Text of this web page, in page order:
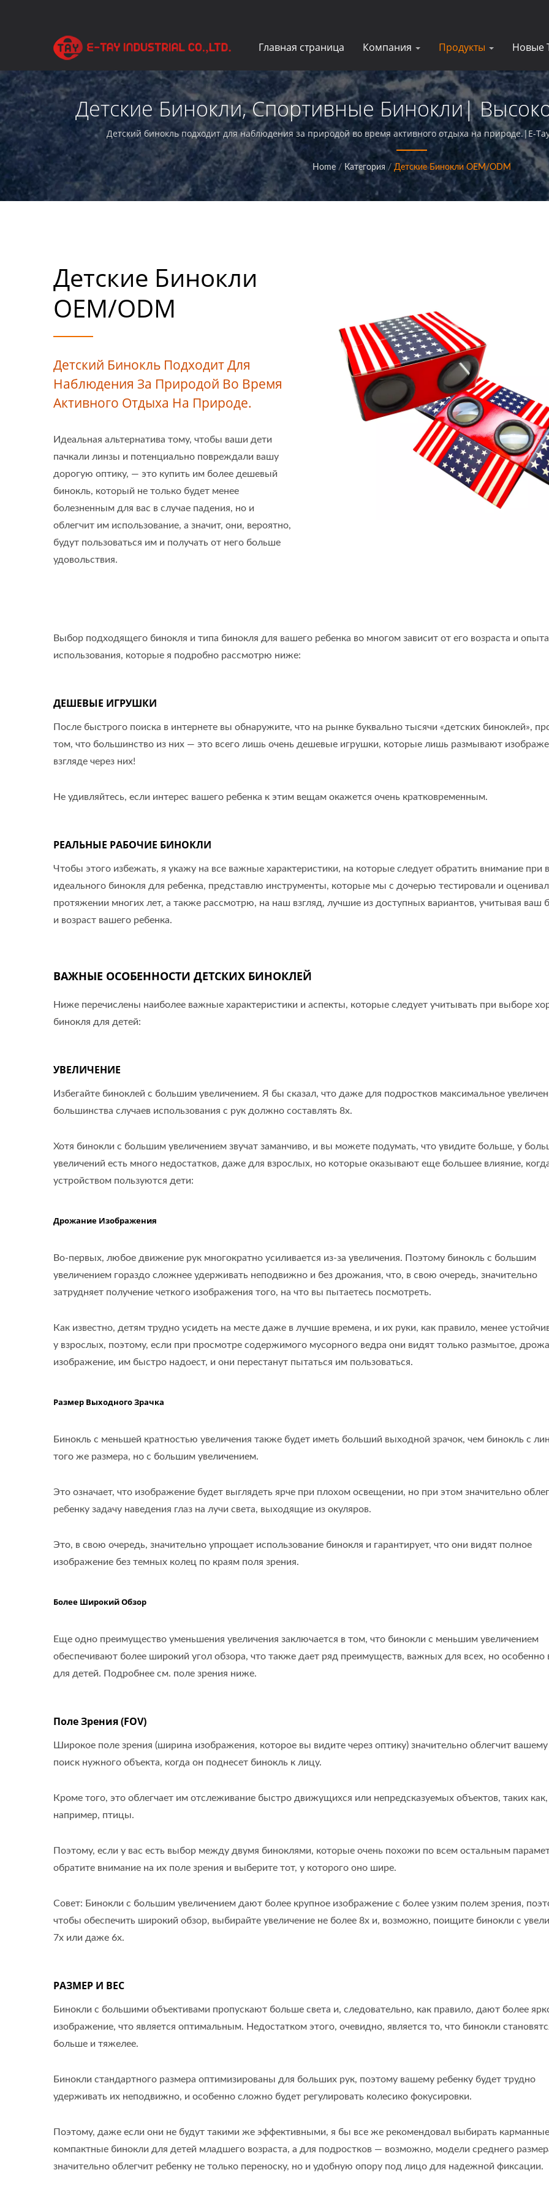
Главная страница Компания Продукты Новые
Детские Бинокли, Спортивные Бинокли|
Увеличительные Стекла Для
Детский бинокль подходит для наблюдения за природой во время активного отдыха на природе.|E-
профессиональный производитель, предлагающий увеличительные стекла превосходного качества и
клиентов.
Home / Категория / Детские Бинокли OEM/ODM
Детские Бинокли
OEM/ODM
Детский Бинокль Подходит Для
Наблюдения За Природой Во Время
Активного Отдыха На Природе.
Идеальная альтернатива тому, чтобы ваши дети
пачкали линзы и потенциально повреждали вашу
дорогую оптику, — это купить им более дешевый
бинокль, который не только будет менее
болезненным для вас в случае падения, но и
облегчит им использование, а значит, они, вероятно,
будут пользоваться им и получать от него больше
удовольствия.
Выбор подходящего бинокля и типа бинокля для вашего ребенка во многом зависит от его возраста и опыта
использования, которые я подробно рассмотрю ниже:
ДЕШЕВЫЕ ИГРУШКИ
После быстрого поиска в интернете вы обнаружите, что на рынке буквально тысячи «детских биноклей»,
том, что большинство из них — это всего лишь очень дешевые игрушки, которые лишь размывают
взгляде через них!
Не удивляйтесь, если интерес вашего ребенка к этим вещам окажется очень кратковременным.
РЕАЛЬНЫЕ РАБОЧИЕ БИНОКЛИ
Чтобы этого избежать, я укажу на все важные характеристики, на которые следует обратить внимание при
идеального бинокля для ребенка, представлю инструменты, которые мы с дочерью тестировали и
протяжении многих лет, а также рассмотрю, на наш взгляд, лучшие из доступных вариантов, учитывая ваш
и возраст вашего ребенка.
ВАЖНЫЕ ОСОБЕННОСТИ ДЕТСКИХ БИНОКЛЕЙ
Ниже перечислены наиболее важные характеристики и аспекты, которые следует учитывать при выборе
бинокля для детей:
УВЕЛИЧЕНИЕ
Избегайте биноклей с большим увеличением. Я бы сказал, что даже для подростков максимальное
большинства случаев использования с рук должно составлять 8x.
Хотя бинокли с большим увеличением звучат заманчиво, и вы можете подумать, что увидите больше, у
увеличений есть много недостатков, даже для взрослых, но которые оказывают еще большее влияние,
устройством пользуются дети:
Дрожание Изображения
Во-первых, любое движение рук многократно усиливается из-за увеличения. Поэтому бинокль с большим
увеличением гораздо сложнее удерживать неподвижно и без дрожания, что, в свою очередь, значительно
затрудняет получение четкого изображения того, на что вы пытаетесь посмотреть.
Как известно, детям трудно усидеть на месте даже в лучшие времена, и их руки, как правило, менее
у взрослых, поэтому, если при просмотре содержимого мусорного ведра они видят только размытое,
изображение, им быстро надоест, и они перестанут пытаться им пользоваться.
Размер Выходного Зрачка
Бинокль с меньшей кратностью увеличения также будет иметь больший выходной зрачок, чем бинокль с
того же размера, но с большим увеличением.
Это означает, что изображение будет выглядеть ярче при плохом освещении, но при этом значительно
ребенку задачу наведения глаз на лучи света, выходящие из окуляров.
Это, в свою очередь, значительно упрощает использование бинокля и гарантирует, что они видят полное
изображение без темных колец по краям поля зрения.
Более Широкий Обзор
Еще одно преимущество уменьшения увеличения заключается в том, что бинокли с меньшим увеличением
обеспечивают более широкий угол обзора, что также дает ряд преимуществ, важных для всех, но
для детей. Подробнее см. поле зрения ниже.
Поле Зрения (FOV)
Широкое поле зрения (ширина изображения, которое вы видите через оптику) значительно облегчит вашему
поиск нужного объекта, когда он поднесет бинокль к лицу.
Кроме того, это облегчает им отслеживание быстро движущихся или непредсказуемых объектов, таких как,
например, птицы.
Поэтому, если у вас есть выбор между двумя биноклями, которые очень похожи по всем остальным
обратите внимание на их поле зрения и выберите тот, у которого оно шире.
Совет: Бинокли с большим увеличением дают более крупное изображение с более узким полем зрения,
чтобы обеспечить широкий обзор, выбирайте увеличение не более 8x и, возможно, поищите бинокли с
7x или даже 6x.
РАЗМЕР И ВЕС
Бинокли с большими объективами пропускают больше света и, следовательно, как правило, дают более
изображение, что является оптимальным. Недостатком этого, очевидно, является то, что бинокли
больше и тяжелее.
Бинокли стандартного размера оптимизированы для больших рук, поэтому вашему ребенку будет трудно
удерживать их неподвижно, и особенно сложно будет регулировать колесико фокусировки.
Поэтому, даже если они не будут такими же эффективными, я бы все же рекомендовал выбирать
компактные бинокли для детей младшего возраста, а для подростков — возможно, модели среднего
значительно облегчит ребенку не только переноску, но и удобную опору под лицо для надежной фиксации.
3-Кратная